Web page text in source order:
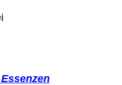
Essenzen